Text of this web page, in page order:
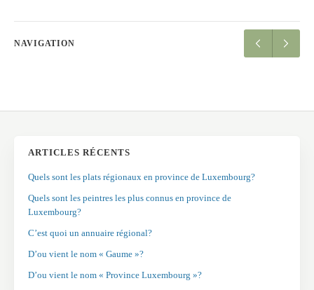
NAVIGATION
ARTICLES RÉCENTS
Quels sont les plats régionaux en province de Luxembourg?
Quels sont les peintres les plus connus en province de
Luxembourg?
C’est quoi un annuaire régional?
D’ou vient le nom « Gaume »?
D’ou vient le nom « Province Luxembourg »?